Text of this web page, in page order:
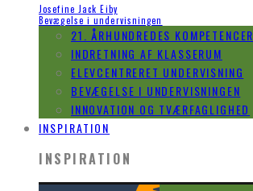
Josefine Jack Eiby
Bevægelse i undervisningen
21. ÅRHUNDREDES KOMPETENCER
INDRETNING AF KLASSERUM
ELEVCENTRERET UNDERVISNING
BEVÆGELSE I UNDERVISNINGEN
INNOVATION OG TVÆRFAGLIGHED
INSPIRATION
INSPIRATION